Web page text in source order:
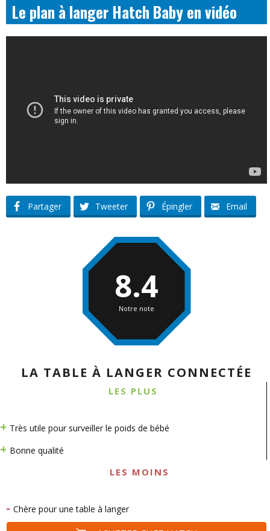
Le plan à langer Hatch Baby en vidéo
Partager Tweeter Épingler Email
8.4
Notre note
LA TABLE À LANGER CONNECTÉE
LES PLUS
Très utile pour surveiller le poids de bébé
Bonne qualité
LES MOINS
Chère pour une table à langer